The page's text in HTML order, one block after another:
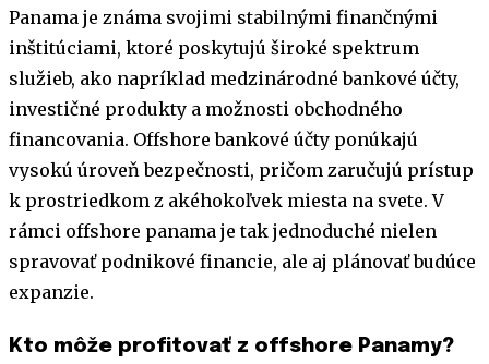
Panama je známa svojimi stabilnými finančnými
inštitúciami, ktoré poskytujú široké spektrum
služieb, ako napríklad medzinárodné bankové účty,
investičné produkty a možnosti obchodného
financovania. Offshore bankové účty ponúkajú
vysokú úroveň bezpečnosti, pričom zaručujú prístup
k prostriedkom z akéhokoľvek miesta na svete. V
rámci offshore panama je tak jednoduché nielen
spravovať podnikové financie, ale aj plánovať budúce
expanzie.
Kto môže profitovať z offshore Panamy?